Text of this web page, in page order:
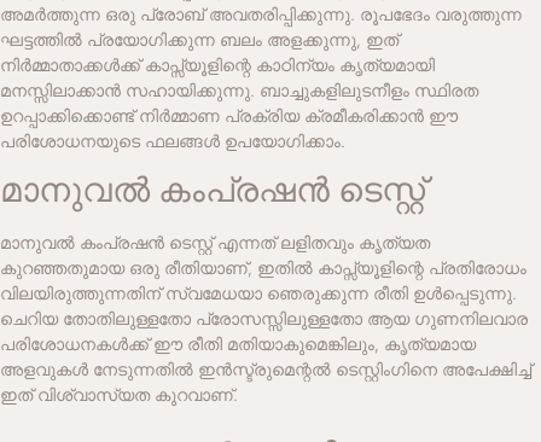
അമർത്തുന്ന ഒരു പ്രോബ് അവതരിപ്പിക്കുന്നു. രൂപഭേദം വരുത്തുന്ന
ഘട്ടത്തിൽ പ്രയോഗിക്കുന്ന ബലം അളക്കുന്നു, ഇത്
നിർമ്മാതാക്കൾക്ക് കാപ്സ്യൂളിന്റെ കാഠിന്യം കൃത്യമായി
മനസ്സിലാക്കാൻ സഹായിക്കുന്നു. ബാച്ചുകളിലുടനീളം സ്ഥിരത
ഉറപ്പാക്കിക്കൊണ്ട് നിർമ്മാണ പ്രക്രിയ ക്രമീകരിക്കാൻ ഈ
പരിശോധനയുടെ ഫലങ്ങൾ ഉപയോഗിക്കാം.
മാനുവൽ കംപ്രഷൻ ടെസ്റ്റ്
മാനുവൽ കംപ്രഷൻ ടെസ്റ്റ് എന്നത് ലളിതവും കൃത്യത
കുറഞ്ഞതുമായ ഒരു രീതിയാണ്, ഇതിൽ കാപ്സ്യൂളിന്റെ പ്രതിരോധം
വിലയിരുത്തുന്നതിന് സ്വമേധയാ ഞെരുക്കുന്ന രീതി ഉൾപ്പെടുന്നു.
ചെറിയ തോതിലുള്ളതോ പ്രോസസ്സിലുള്ളതോ ആയ ഗുണനിലവാര
പരിശോധനകൾക്ക് ഈ രീതി മതിയാകുമെങ്കിലും, കൃത്യമായ
അളവുകൾ നേടുന്നതിൽ ഇൻസ്ട്രുമെന്റൽ ടെസ്റ്റിംഗിനെ അപേക്ഷിച്ച്
ഇത് വിശ്വാസ്യത കുറവാണ്.